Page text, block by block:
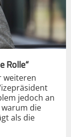
Rolle“
weiteren
jedoch an
die
als die